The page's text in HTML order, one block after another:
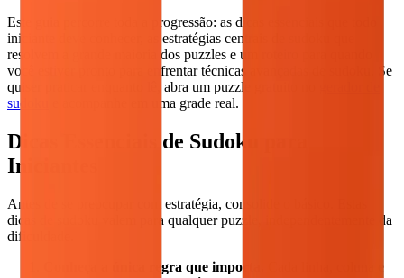
Este guia percorre toda a progressão: as dicas essenciais que todo
iniciante deve conhecer, as estratégias centrais de sudoku que
resolvem a grande maioria dos puzzles e um roteiro para quando
você estiver pronto para enfrentar técnicas avançadas de sudoku. Se
quiser praticar enquanto lê, abra um puzzle gratuito no
sudoku
e acompanhe em uma grade real.
Dicas Essenciais de Sudoku para
Iniciantes
Antes de se preocupar com estratégia, consolide o básico. Estas
dicas de sudoku valem para qualquer puzzle, independentemente da
dificuldade.
Conheça a única regra que importa.
Cada linha, coluna e